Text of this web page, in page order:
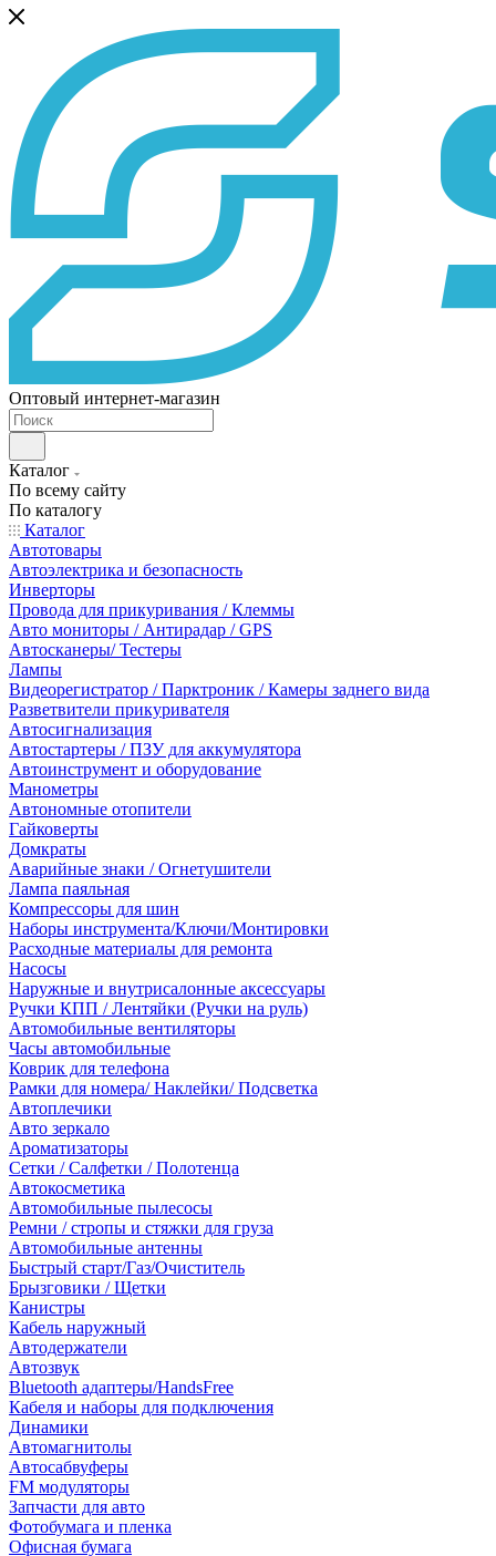
Оптовый интернет-магазин
Каталог
По всему сайту
По каталогу
Каталог
Автотовары
Автоэлектрика и безопасность
Инверторы
Провода для прикуривания / Клеммы
Авто мониторы / Антирадар / GPS
Автосканеры/ Тестеры
Лампы
Видеорегистратор / Парктроник / Камеры заднего вида
Разветвители прикуривателя
Автосигнализация
Автостартеры / ПЗУ для аккумулятора
Автоинструмент и оборудование
Манометры
Автономные отопители
Гайковерты
Домкраты
Аварийные знаки / Огнетушители
Лампа паяльная
Компрессоры для шин
Наборы инструмента/Ключи/Монтировки
Расходные материалы для ремонта
Насосы
Наружные и внутрисалонные аксессуары
Ручки КПП / Лентяйки (Ручки на руль)
Автомобильные вентиляторы
Часы автомобильные
Коврик для телефона
Рамки для номера/ Наклейки/ Подсветка
Автоплечики
Авто зеркало
Ароматизаторы
Сетки / Салфетки / Полотенца
Автокосметика
Автомобильные пылесосы
Ремни / стропы и стяжки для груза
Автомобильные антенны
Быстрый старт/Газ/Очиститель
Брызговики / Щетки
Канистры
Кабель наружный
Автодержатели
Автозвук
Bluetooth адаптеры/HandsFree
Кабеля и наборы для подключения
Динамики
Автомагнитолы
Автосабвуферы
FM модуляторы
Запчасти для авто
Фотобумага и пленка
Офисная бумага